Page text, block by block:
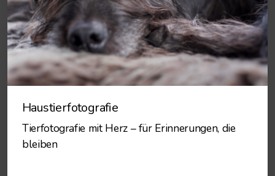
Haustierfotografie
Tierfotografie mit Herz – für Erinnerungen, die
bleiben